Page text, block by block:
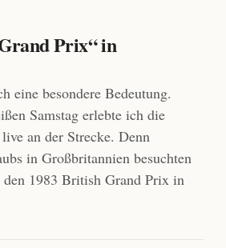
Prix“ in
eine besondere Bedeutung.
Samstag erlebte ich die
an der Strecke. Denn
in Großbritannien besuchten
1983 British Grand Prix in